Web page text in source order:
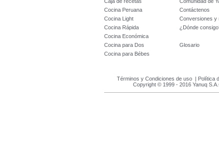
Cocina Peruana
Contáctenos
Cocina Light
Conversiones y
Cocina Rápida
¿Dónde
Cocina Económica
Cocina para Dos
Glosario
Cocina para Bébes
Términos y Condiciones de uso| Política
Copyright © 1999 - 2016 Yanuq